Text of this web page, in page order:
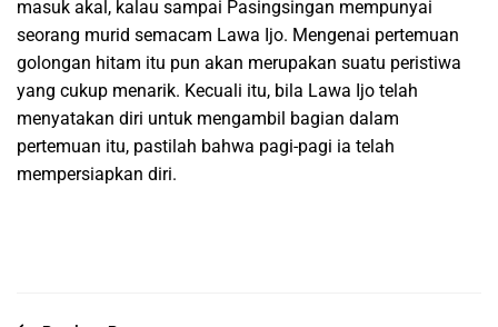
masuk akal, kalau sampai Pasingsingan mempunyai
seorang murid semacam Lawa Ijo. Mengenai pertemuan
golongan hitam itu pun akan merupakan suatu peristiwa
yang cukup menarik. Kecuali itu, bila Lawa Ijo telah
menyatakan diri untuk mengambil bagian dalam
pertemuan itu, pastilah bahwa pagi-pagi ia telah
mempersiapkan diri.